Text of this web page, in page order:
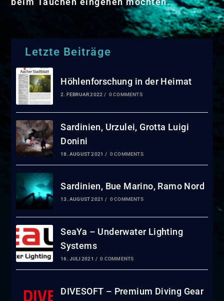
Letzte Beiträge
Höhlenforschung in der Heimat
2. FEBRUAR 2022 / 0 COMMENTS
Sardinien, Urzulei, Grotta Luigi
Donini
18. AUGUST 2021 / 0 COMMENTS
Sardinien, Bue Marino, Ramo Nord
13. AUGUST 2021 / 0 COMMENTS
SeaYa – Underwater Lighting
Systems
16. JULI 2021 / 0 COMMENTS
DIVESOFT – Premium Diving Gear